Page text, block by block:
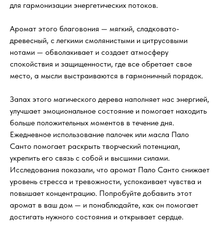
для гармонизации энергетических потоков.
Аромат этого благовония — мягкий, сладковато-
древесный, с легкими смолянистыми и цитрусовыми
нотами — обволакивает и создает атмосферу
спокойствия и защищенности, где все обретает свое
место, а мысли выстраиваются в гармоничный порядок.
Запах этого магического дерева наполняет нас энергией,
улучшает эмоциональное состояние и помогает находить
больше положительных моментов в течение дня.
Ежедневное использование палочек или масла Пало
Санто помогает раскрыть творческий потенциал,
укрепить его связь с собой и высшими силами.
Исследования показали, что аромат Пало Санто снижает
уровень стресса и тревожности, успокаивает чувства и
повышает концентрацию. Попробуйте добавить этот
аромат в ваш дом — и понаблюдайте, как он помогает
достигать нужного состояния и открывает сердце.